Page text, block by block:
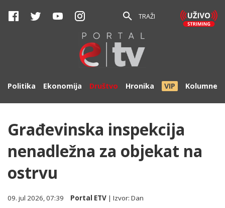
TRAŽI
Politika Ekonomija Društvo Hronika VIP Kolumne
Građevinska inspekcija
nenadležna za objekat na
ostrvu
09. jul 2026, 07:39 Portal ETV | Izvor:Dan